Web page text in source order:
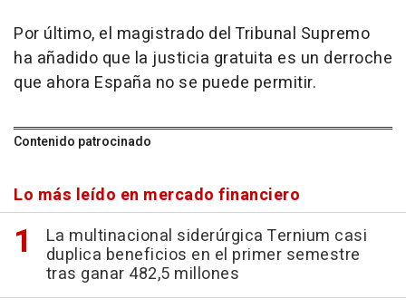
Por último, el magistrado del Tribunal Supremo
ha añadido que la justicia gratuita es un derroche
que ahora España no se puede permitir.
Contenido patrocinado
Lo más leído en mercado financiero
La multinacional siderúrgica Ternium casi
duplica beneficios en el primer semestre
tras ganar 482,5 millones